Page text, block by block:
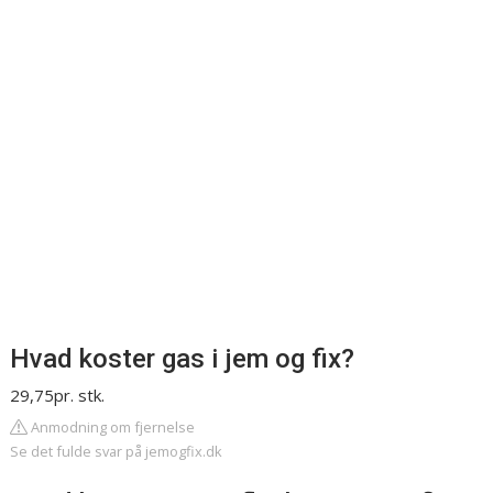
Hvad koster gas i jem og fix?
29,75pr. stk.
Anmodning om fjernelse
Se det fulde svar på jemogfix.dk